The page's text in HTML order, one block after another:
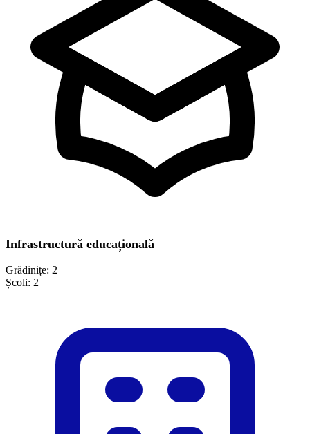
Infrastructură educațională
Grădinițe: 2
Școli: 2